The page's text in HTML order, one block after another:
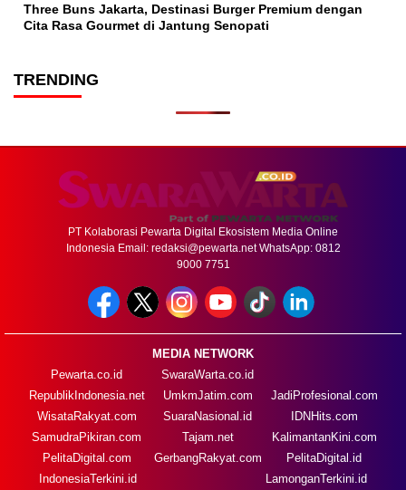
Three Buns Jakarta, Destinasi Burger Premium dengan
Cita Rasa Gourmet di Jantung Senopati
TRENDING
PT Kolaborasi Pewarta Digital Ekosistem Media Online
Indonesia Email: redaksi@pewarta.netWhatsApp: 0812
9000 7751
MEDIA NETWORK
Pewarta.co.id
RepublikIndonesia.net
WisataRakyat.com
SamudraPikiran.com
PelitaDigital.com
SwaraWarta.co.id
UmkmJatim.com
SuaraNasional.id
Tajam.net
GerbangRakyat.com
JadiProfesional.com
IDNHits.com
KalimantanKini.com
PelitaDigital.id
IndonesiaTerkini.id
LamonganTerkini.id